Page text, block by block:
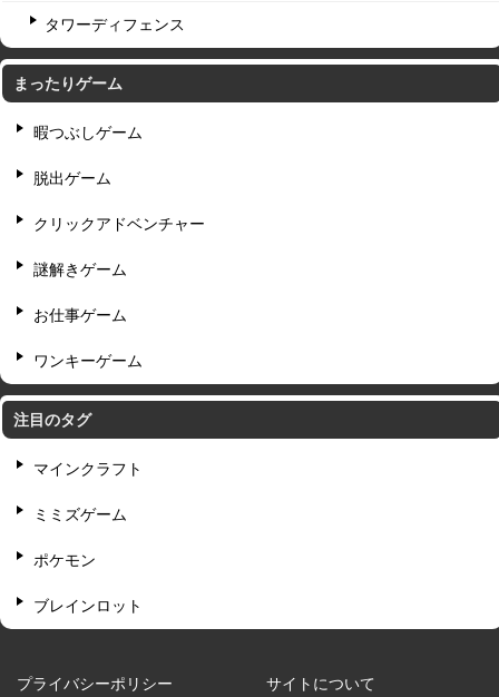
タワーディフェンス
まったりゲーム
暇つぶしゲーム
脱出ゲーム
クリックアドベンチャー
謎解きゲーム
お仕事ゲーム
ワンキーゲーム
注目のタグ
マインクラフト
ミミズゲーム
ポケモン
ブレインロット
プライバシーポリシー サイトについて